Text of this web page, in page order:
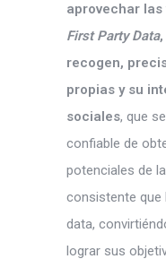
aprovechar
First Party Data
recogen,
propias y su
sociales, que
confiable de
potenciales de
consistente que
data,
lograr sus